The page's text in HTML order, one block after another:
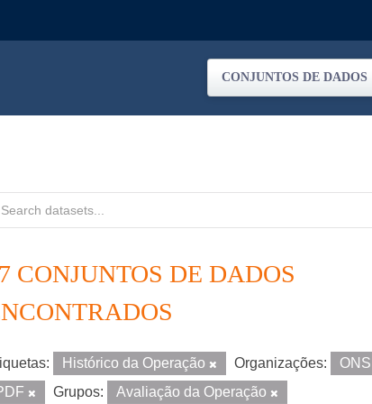
CONJUNTOS DE DADOS
CONJUNTOS DE DADOS
Histórico da Operação Organizações: ONS
Grupos: Avaliação da Operação